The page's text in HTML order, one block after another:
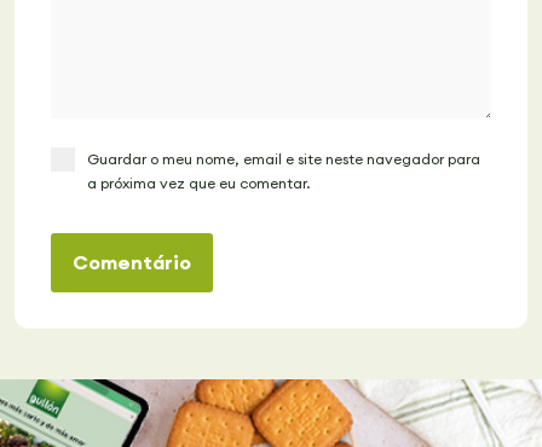
Guardar o meu nome, email e site neste navegador para
a próxima vez que eu comentar.
Comentário